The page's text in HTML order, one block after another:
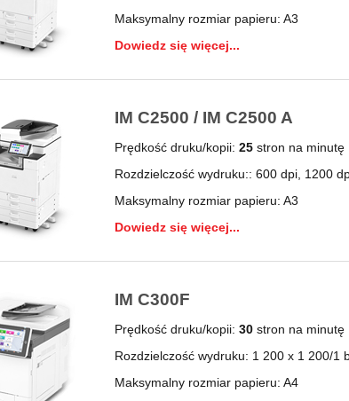
Maksymalny rozmiar papieru: A3
Dowiedz się więcej...
IM C2500 / IM C2500 A
Prędkość druku/kopii: 25 stron na minutę
Rozdzielczość wydruku:: 600 dpi, 1200
Maksymalny rozmiar papieru: A3
Dowiedz się więcej...
IM C300F
Prędkość druku/kopii: 30 stron na minutę
Rozdzielczość wydruku: 1 200 x 1 200/1
Maksymalny rozmiar papieru: A4